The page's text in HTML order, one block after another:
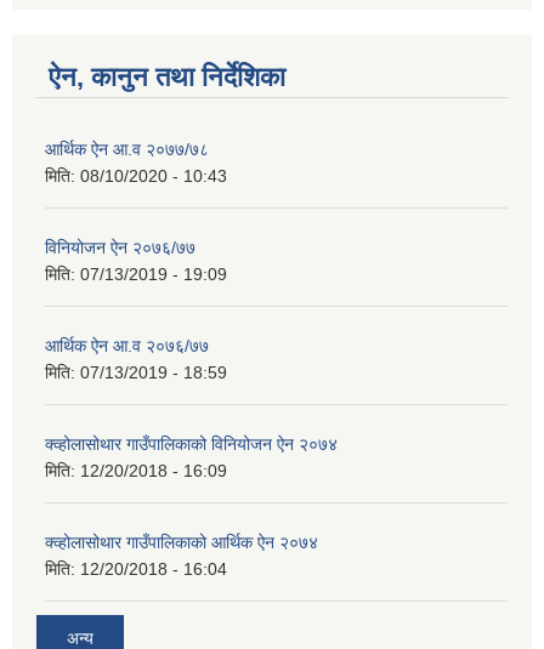
ऐन, कानुन तथा निर्देशिका
आर्थिक ऐन आ.व २०७७/७८
मिति: 08/10/2020 - 10:43
विनियोजन ऐन २०७६/७७
मिति: 07/13/2019 - 19:09
आर्थिक ऐन आ.व २०७६/७७
मिति: 07/13/2019 - 18:59
क्व्होलासोथार गाउँपालिकाको विनियोजन ऐन २०७४
मिति: 12/20/2018 - 16:09
क्व्होलासोथार गाउँपालिकाको आर्थिक ऐन २०७४
मिति: 12/20/2018 - 16:04
अन्य